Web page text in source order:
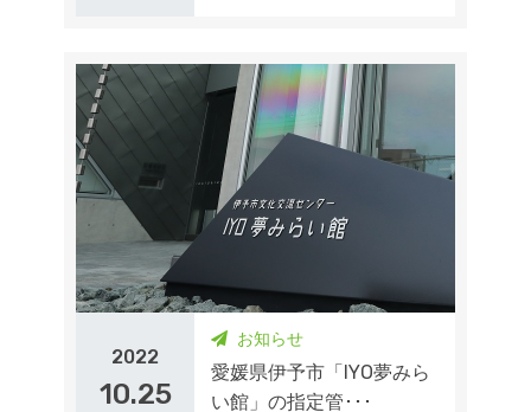
2022
10.25
お知らせ
愛媛県伊予市「IYO夢みら
い館」の指定管･･･